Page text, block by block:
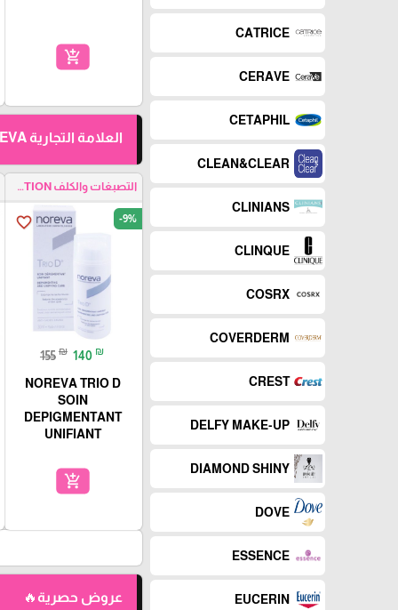
CATRICE
CERAVE
CETAPHIL
CLEAN&CLEAR
CLINIANS
CLINQUE
COSRX
COVERDERM
CREST
DELFY MAKE-UP
DIAMOND SHINY
DOVE
ESSENCE
EUCERIN
add_shopping_cart
العلامة التجارية NOREVA
التصبغات والكلف HYPERPEGMENTATION
favorite_border -9%
155 ₪ 140 ₪
NOREVA TRIO D
SOIN
DEPIGMENTANT
UNIFIANT
add_shopping_cart
عروض حصرية🔥